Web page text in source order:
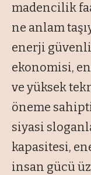
madencilik
ne anlam
enerji
ekonomisi,
ve yüksek
öneme
siyasi
kapasitesi,
insan gücü